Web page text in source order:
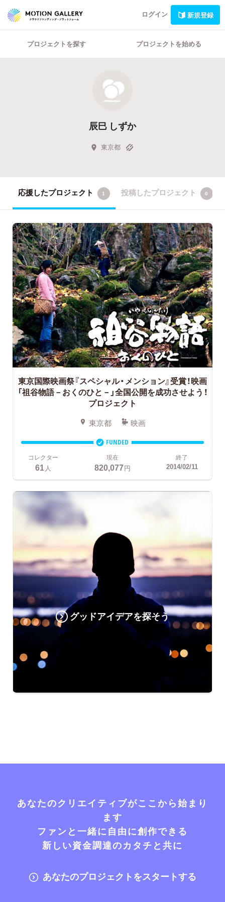
ログイン 新規登録
プロジェクトを探す プロジェクトを始める
辰巳 しずか
東京都
応援したプロジェクト 1 投稿したプロジェクト 0
東京国際映画祭『スペシャル・メンション』受賞！映画
「祖谷物語－おくのひと－」全国公開を成功させよう！
プロジェクト
東京都 映画
FUNDED
コレクター
61 人
現在
820,077円
終了
2014/02/11
グッドアイデアを探そう
あなたのクリエイティブがここから始まり
ます
ファンと一緒に自由に創作できる
新しい資金調達のカタチと共に
あなたのプロジェクトをスタートする